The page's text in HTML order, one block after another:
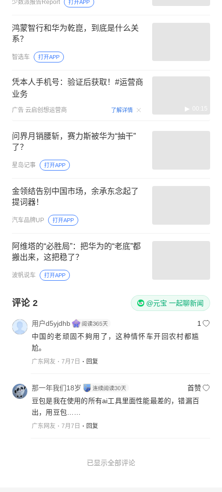
少数派报告Report 打开APP
鸿蒙智行和华为乾崑，到底是什么关
系？
智选车 打开APP
凭本人手机号：验证后获取！#运营商
业务
广告 云启创想运营商 了解详情 00:15
问界月销腰斩，赛力斯被华为“抽干”
了？
星岛记事 打开APP
金领结告别中国市场，余承东念起了
提词器！
汽车品牌UP 打开APP
阿维塔的“必胜局”：把华为的“老底”都
搬出来，这把稳了？
波帆说车 打开APP
评论 2 @元宝 一起聊新闻
用户d5yjdhb
1
中国的老顽固不夠用了，这种情怀车开回农村都尴
尬。
广东网友 7月7日 回复
那一年我们18岁
首赞
豆包是我在使用的所有ai工具里面性能最差的，错漏百
出，用豆包……
广东网友 7月7日 回复
已显示全部评论